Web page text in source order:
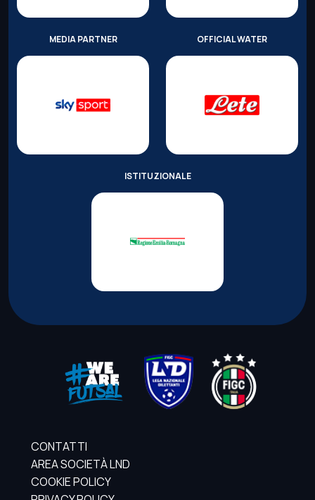
MEDIA PARTNER OFFICIAL WATER
ISTITUZIONALE
CONTATTI
AREA SOCIETÀ LND
COOKIE POLICY